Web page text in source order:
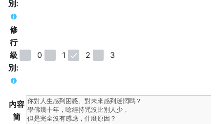
別:
修
行
級
別:
0 1 2 3
內容
簡